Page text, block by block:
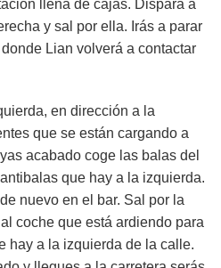
llena de cajas. Dispara a
y sal por ella. Irás a parar
Lian volverá a contactar
en dirección a la
que se están cargando a
acabado coge las balas del
que hay a la izquierda.
nuevo en el bar. Sal por la
coche que está ardiendo para
hay a la izquierda de la calle.